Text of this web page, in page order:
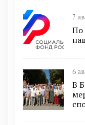
7
По
6
В